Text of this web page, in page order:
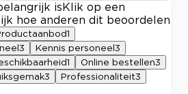
is Klik op een
hoe anderen dit beoordelen
1
3 Kennis personeel 3
1 Online bestellen3
3 Professionaliteit3